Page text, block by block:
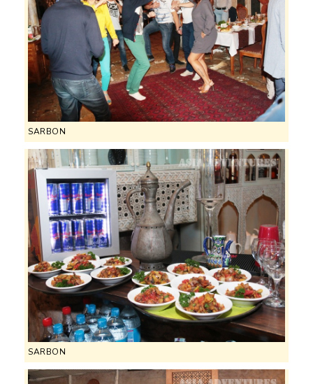
SARBON
SARBON